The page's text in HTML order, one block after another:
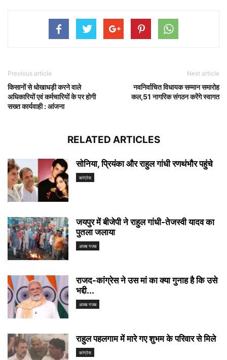
Previous article
किसानों से धोखाधड़ी करने वाले
अधिकारियों एवं कर्मचारियों के पर होगी
सख्त कार्यवाही : आंजना
Next article
नवनिर्वाचित विधायक सम्मान समारोह
कल,51 नागरिक संगठन करेंगे स्वागत
RELATED ARTICLES
सोनिया, प्रियंका और राहुल गांधी रणथंभौर पहुंचे
कांग्रेस
जयपुर में बीजेपी ने राहुल गांधी-तेजस्वी यादव का
पुतला जलाया
अजब गजब
राजद-कांग्रेस ने उस मां का क्या गुनाह है कि उसे
भद्दी...
अजब गजब
राहुल पहलगाम में मारे गए शुभम के परिवार से मिले
कांग्रेस